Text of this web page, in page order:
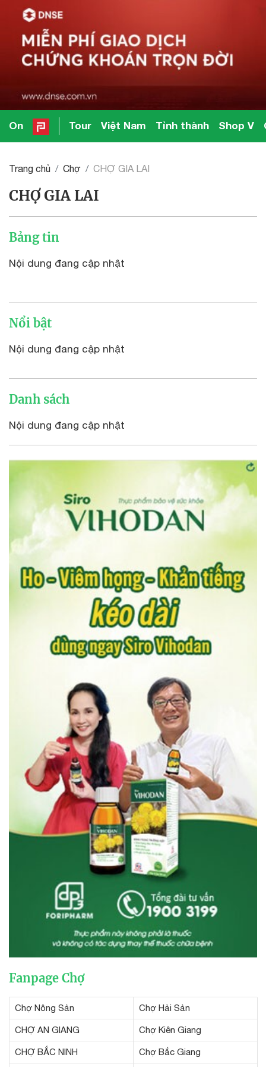
On Tour Việt Nam Tỉnh thành Shop V
Trang chủ Chợ CHỢ GIA LAI
CHỢ GIA LAI
Bảng tin
Nội dung đang cập nhật
Nổi bật
Nội dung đang cập nhật
Danh sách
Nội dung đang cập nhật
Fanpage Chợ
Chợ Nông Sản Chợ Hải Sản
CHỢ AN GIANG Chợ Kiên Giang
CHỢ BẮC NINH Chợ Bắc Giang